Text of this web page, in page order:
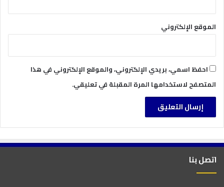
الموقع الإلكتروني
احفظ اسمي، بريدي الإلكتروني، والموقع الإلكتروني في هذا
المتصفح لاستخدامها المرة المقبلة في تعليقي.
اتصل بنا